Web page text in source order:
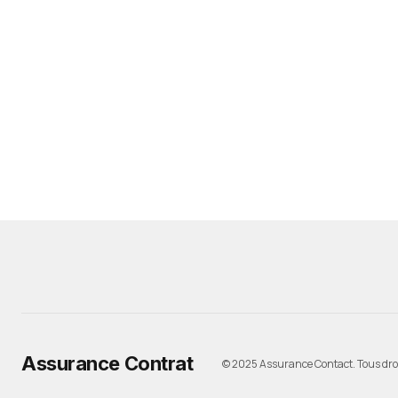
Assurance Contrat © 2025 Assurance Contact. Tous